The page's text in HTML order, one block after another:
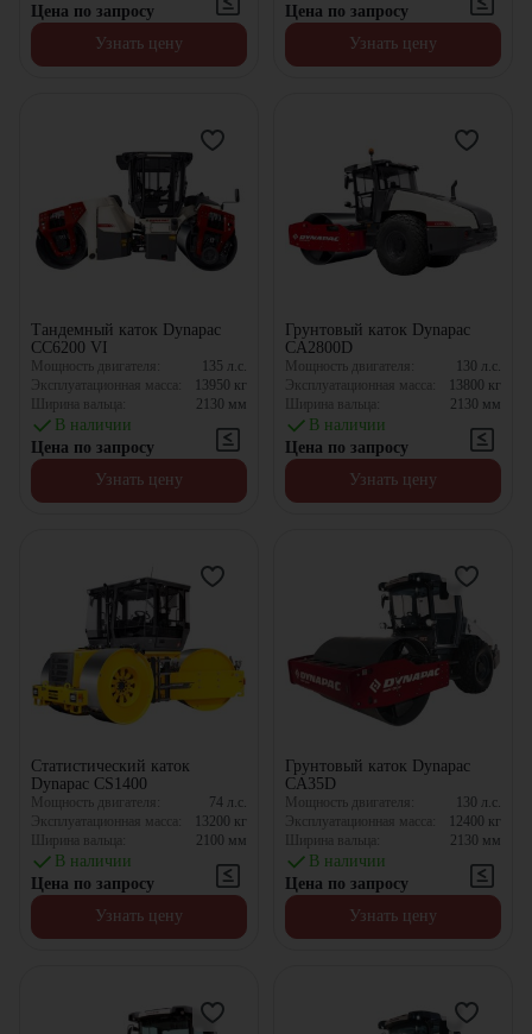
Цена по запросу
Узнать цену
Цена по запросу
Узнать цену
Тандемный каток Dynapac
CC6200 VI
Мощность двигателя: 135 л.с.
Эксплуатационная масса:
13950 кг
Ширина вальца:
2130 мм
В наличии
Цена по запросу
Узнать цену
Грунтовый каток Dynapac
CA2800D
Мощность двигателя: 130 л.с.
Эксплуатационная масса:
13800 кг
Ширина вальца:
2130 мм
В наличии
Цена по запросу
Узнать цену
Статистический каток
Dynapac CS1400
Мощность двигателя: 74 л.с.
Эксплуатационная масса:
13200 кг
Ширина вальца:
2100 мм
В наличии
Цена по запросу
Узнать цену
Грунтовый каток Dynapac
CA35D
Мощность двигателя: 130 л.с.
Эксплуатационная масса:
12400 кг
Ширина вальца:
2130 мм
В наличии
Цена по запросу
Узнать цену